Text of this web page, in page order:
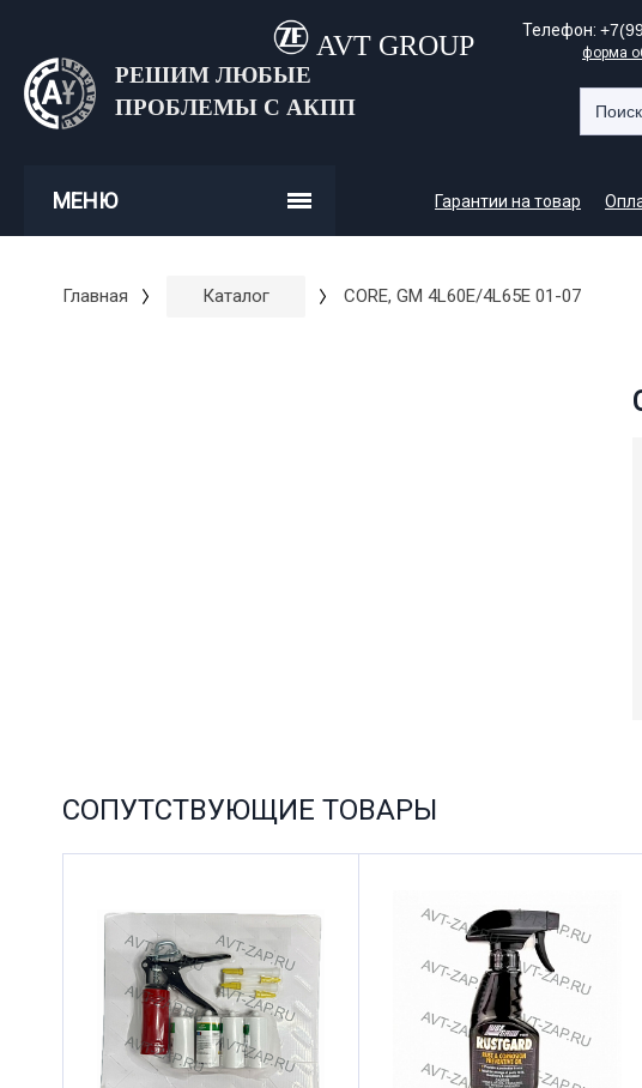
AVT GROUP Телефон:
форма
РЕШИМ ЛЮБЫЕ
ПРОБЛЕМЫ С АКПП
МЕНЮ Гарантии на товар
Главная Каталог CORE, GM 4L60E/4L65E 01-07
СОПУТСТВУЮЩИЕ ТОВАРЫ